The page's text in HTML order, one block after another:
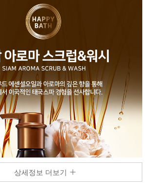
상세정보 더보기